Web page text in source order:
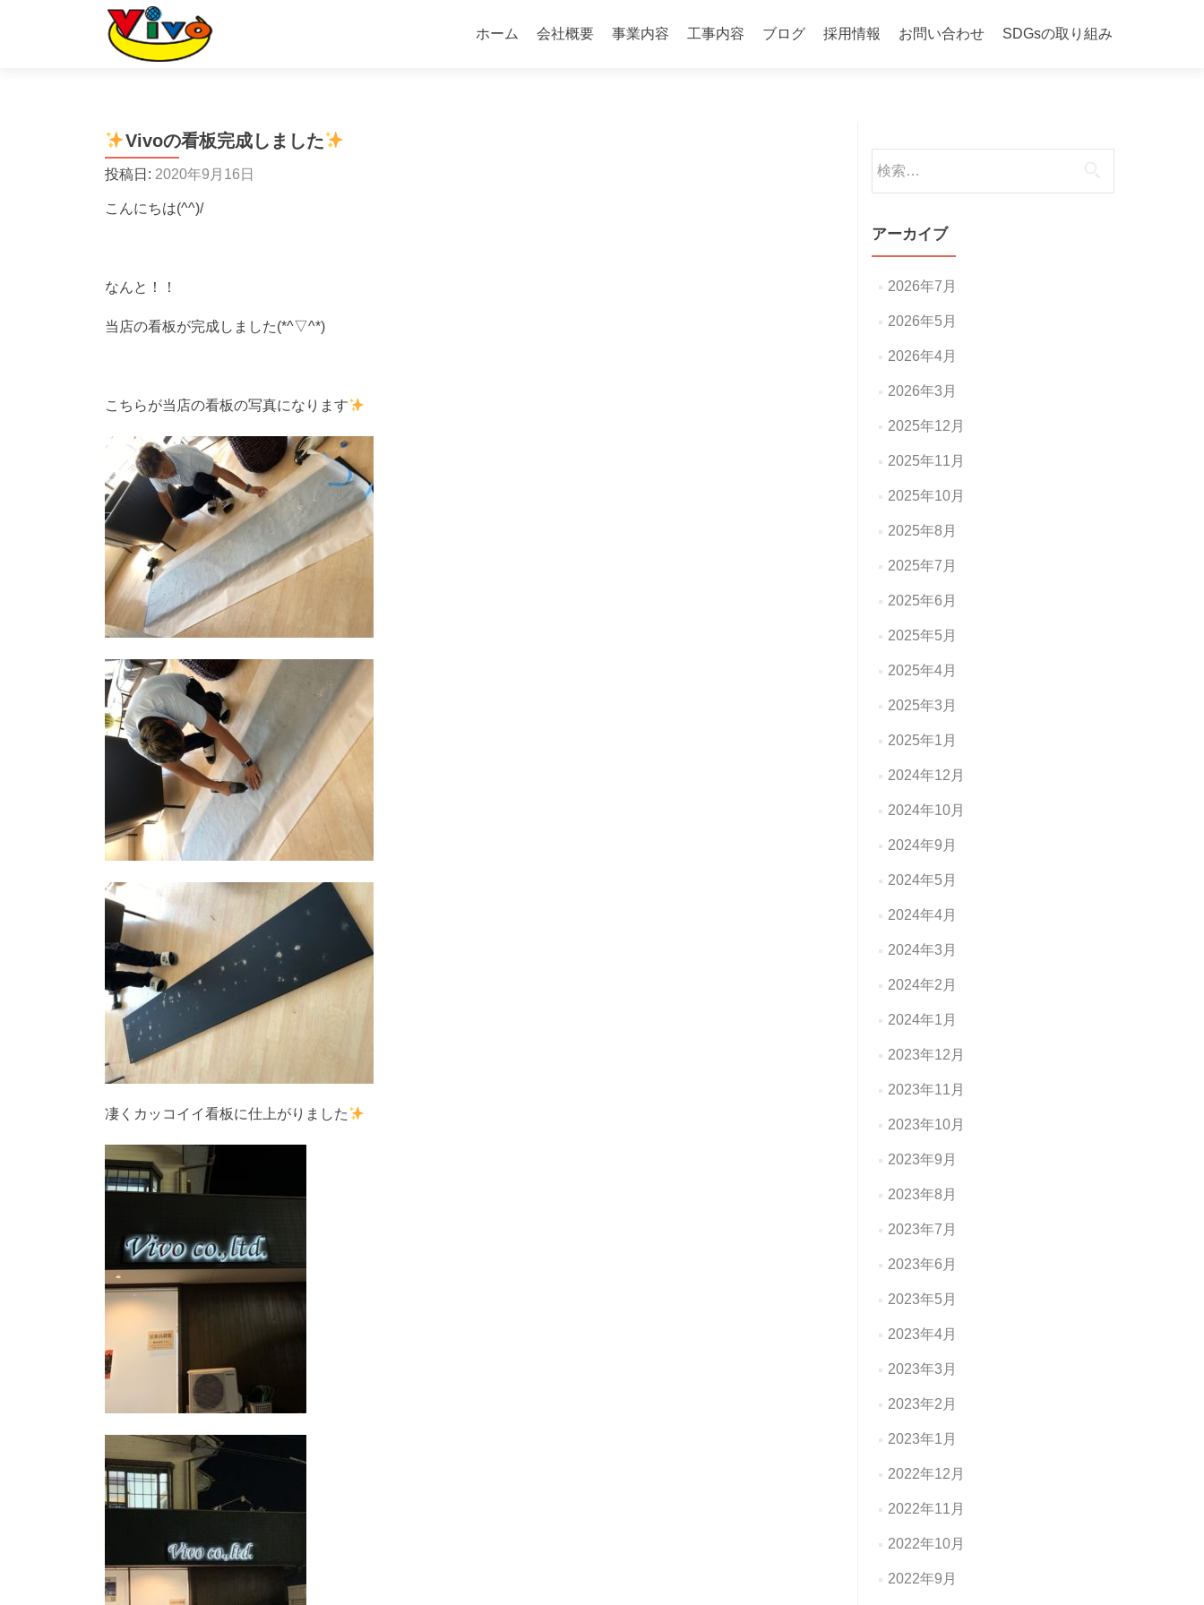
ン
ホーム 会社概要 事業内容 工事内容 ブログ 採用情報 お問い合わせ SDGsの取り組み
Vivoの看板完成しました
投稿日: 2020年9月16日
こんにちは(^^)/
なんと！！
当店の看板が完成しました(*^▽^*)
こちらが当店の看板の写真になります
凄くカッコイイ看板に仕上がりました
索:
アーカイブ
2026年7月
2026年5月
2026年4月
2026年3月
2025年12月
2025年11月
2025年10月
2025年8月
2025年7月
2025年6月
2025年5月
2025年4月
2025年3月
2025年1月
2024年12月
2024年10月
2024年9月
2024年5月
2024年4月
2024年3月
2024年2月
2024年1月
2023年12月
2023年11月
2023年10月
2023年9月
2023年8月
2023年7月
2023年6月
2023年5月
2023年4月
2023年3月
2023年2月
2023年1月
2022年12月
2022年11月
2022年10月
2022年9月